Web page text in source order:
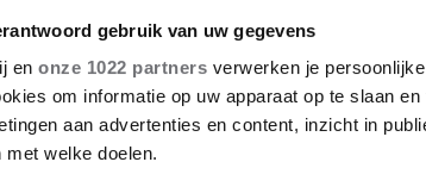
gebruik van uw gegevens
en onze 1022 partners verwerken je
om informatie op uw apparaat op te slaan
aan advertenties en content, inzicht in
met welke doelen.